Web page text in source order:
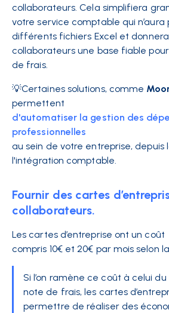
collaborateurs. Cela simplifiera
votre service comptable qui
différents fichiers Excel et
collaborateurs une base fiable
de frais.
💡Certaines solutions, comme
permettent
d'automatiser la gestion des
professionnelles
au sein de votre entreprise, depuis
l'intégration comptable.
Fournir des cartes
collaborateurs.
Les cartes d’entreprise ont un coût
compris 10€ et 20€ par mois selon
Si l’on ramène ce coût à celui
note de frais, les cartes
permettre de réaliser des